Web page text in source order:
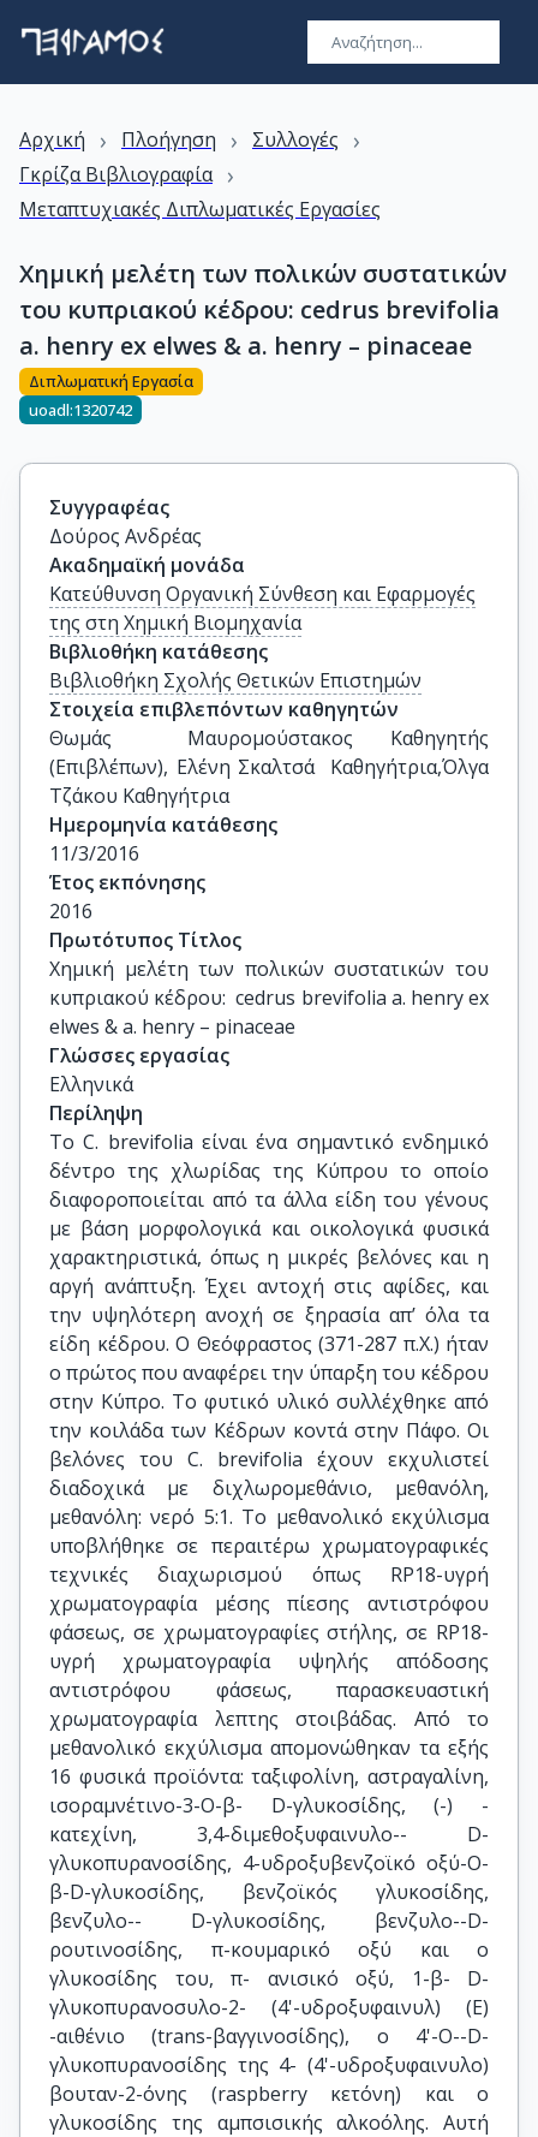
Αρχική › Πλοήγηση › Συλλογές ›
Γκρίζα Βιβλιογραφία ›
Μεταπτυχιακές Διπλωματικές Εργασίες
Χημική μελέτη των πολικών συστατικών
του κυπριακού κέδρου: cedrus brevifolia
a. henry ex elwes & a. henry – pinaceae
Διπλωματική Εργασία
uoadl:1320742
Συγγραφέας
Δούρος Ανδρέας
Ακαδημαϊκή μονάδα
Κατεύθυνση Οργανική Σύνθεση και Εφαρμογές
της στη Χημική Βιομηχανία
Βιβλιοθήκη κατάθεσης
Βιβλιοθήκη Σχολής Θετικών Επιστημών
Στοιχεία επιβλεπόντων καθηγητών
Θωμάς  Μαυρομούστακος Καθηγητής
(Επιβλέπων), Ελένη Σκαλτσά  Καθηγήτρια,Όλγα
Τζάκου Καθηγήτρια
Ημερομηνία κατάθεσης
11/3/2016
Έτος εκπόνησης
2016
Πρωτότυπος Τίτλος
Χημική μελέτη των πολικών συστατικών του
κυπριακού κέδρου:  cedrus brevifolia a. henry ex
elwes & a. henry – pinaceae
Γλώσσες εργασίας
Ελληνικά
Περίληψη
Tο C. brevifolia είναι ένα σημαντικό ενδημικό
δέντρο της χλωρίδας της Κύπρου το οποίο
διαφοροποιείται από τα άλλα είδη του γένους
με βάση μορφολογικά και οικολογικά φυσικά
χαρακτηριστικά, όπως η μικρές βελόνες και η
αργή ανάπτυξη. Έχει αντοχή στις αφίδες, και
την υψηλότερη ανοχή σε ξηρασία απ’ όλα τα
είδη κέδρου. Ο Θεόφραστος (371-287 π.Χ.) ήταν
ο πρώτος που αναφέρει την ύπαρξη του κέδρου
στην Κύπρο. Το φυτικό υλικό συλλέχθηκε από
την κοιλάδα των Κέδρων κοντά στην Πάφο. Οι
βελόνες του C. brevifolia έχουν εκχυλιστεί
διαδοχικά με διχλωρομεθάνιο, μεθανόλη,
μεθανόλη: νερό 5:1. Το μεθανολικό εκχύλισμα
υποβλήθηκε σε περαιτέρω χρωματογραφικές
τεχνικές διαχωρισμού όπως RP18-υγρή
χρωματογραφία μέσης πίεσης αντιστρόφου
φάσεως, σε χρωματογραφίες στήλης, σε RP18-
υγρή χρωματογραφία υψηλής απόδοσης
αντιστρόφου φάσεως, παρασκευαστική
χρωματογραφία λεπτης στοιβάδας. Από το
μεθανολικό εκχύλισμα απομονώθηκαν τα εξής
16 φυσικά προϊόντα: ταξιφολίνη, αστραγαλίνη,
ισοραμνέτινο-3-Ο-β- D-γλυκοσίδης, (-) -
κατεχίνη, 3,4-διμεθοξυφαινυλο-- D-
γλυκοπυρανοσίδης, 4-υδροξυβενζοϊκό οξύ-Ο-
β-D-γλυκοσίδης, βενζοϊκός γλυκοσίδης,
βενζυλο-- D-γλυκοσίδης, βενζυλο--D-
ρουτινοσίδης, π-κουμαρικό οξύ και ο
γλυκοσίδης του, π- ανισικό οξύ, 1-β- D-
γλυκοπυρανοσυλο-2- (4'-υδροξυφαινυλ) (Ε)
-αιθένιο (trans-βαγγινοσίδης), ο 4'-Ο--D-
γλυκοπυρανοσίδης της 4- (4'-υδροξυφαινυλο)
βουταν-2-όνης (raspberry κετόνη) και ο
γλυκοσίδης της αμπσισικής αλκοόλης. Αυτή